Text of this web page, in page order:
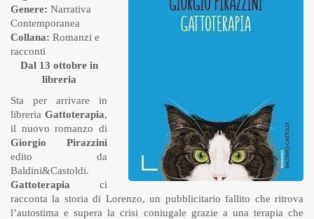
Genere: Narrativa
Contemporanea
Collana: Romanzi e
racconti
Dal 13 ottobre in
libreria
Sta per arrivare in
libreria Gattoterapia,
il nuovo romanzo di
Giorgio Pirazzini
edito da
Baldini&Castoldi.
Gattoterapia ci
racconta la storia di Lorenzo, un pubblicitario fallito che ritrova
l’autostima e supera la crisi coniugale grazie a una terapia che